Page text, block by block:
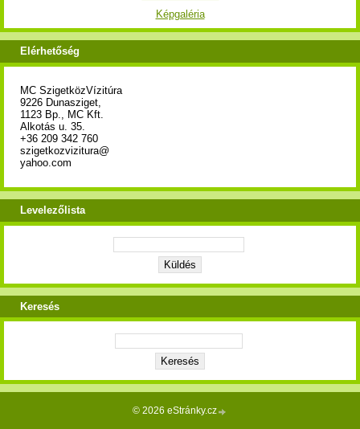
Képgaléria
Elérhetőség
MC SzigetközVízitúra
9226 Dunasziget,
1123 Bp., MC Kft.
Alkotás u. 35.
+36 209 342 760
szigetkozvizitura@
yahoo.com
Levelezőlista
Keresés
© 2026 eStránky.cz